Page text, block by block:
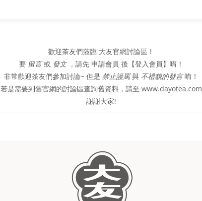
歡迎茶友們蒞臨 大友官網討論區 ！
要 留言或 發文，請先 申請會員 後【登入會員 】唷！
非常歡迎茶友們參加討論~ 但是 禁止謾罵與 不禮貌的發言唷！
若是需要到舊官網的討論區查詢舊資料，請至 www.dayotea.com
謝謝大家!